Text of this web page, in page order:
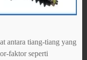
antara tiang-tiang yang
faktor seperti